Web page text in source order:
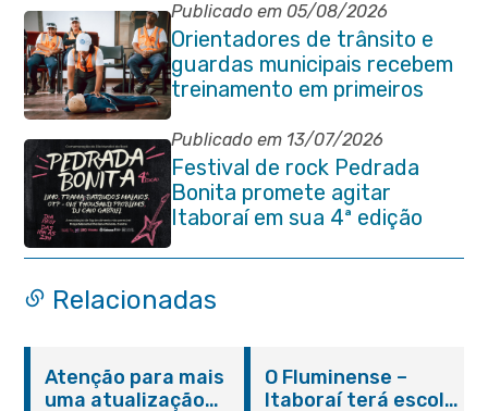
Publicado em 05/08/2026
Orientadores de trânsito e
guardas municipais recebem
treinamento em primeiros
socorros em Itaboraí
Publicado em 13/07/2026
Festival de rock Pedrada
Bonita promete agitar
Itaboraí em sua 4ª edição
Relacionadas
Atenção para mais
uma atualização
O Fluminense –
Itaboraí terá escola